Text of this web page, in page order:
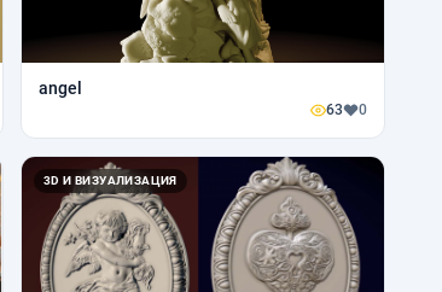
angel
63 0
3D И ВИЗУАЛИЗАЦИЯ